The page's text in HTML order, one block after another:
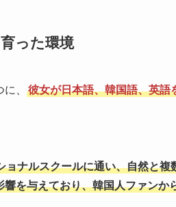
った環境
、 彼女が日本語、韓国語、英語
ョナルスクールに通い、自然と
を与えており、韓国人ファンか